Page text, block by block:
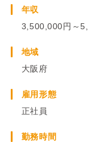
年収
3,500,000円～
地域
大阪府
雇用形態
正社員
勤務時間